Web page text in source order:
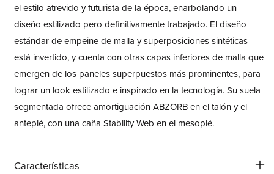
el estilo atrevido y futurista de la época, enarbolando un
diseño estilizado pero definitivamente trabajado. El diseño
estándar de empeine de malla y superposiciones sintéticas
está invertido, y cuenta con otras capas inferiores de malla que
emergen de los paneles superpuestos más prominentes, para
lograr un look estilizado e inspirado en la tecnología. Su suela
segmentada ofrece amortiguación ABZORB en el talón y el
antepié, con una caña Stability Web en el mesopié.
Características